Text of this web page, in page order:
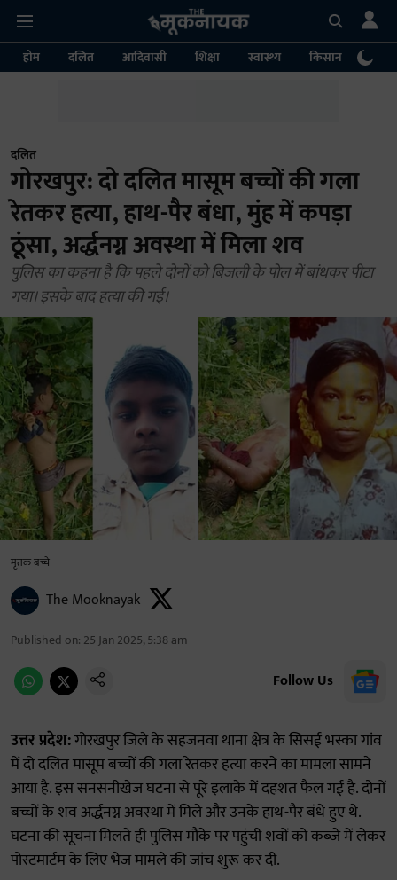
होम दलित आदिवासी शिक्षा स्वास्थ्य किसान
दलित
गोरखपुर: दो दलित मासूम बच्चों की गला
रेतकर हत्या, हाथ-पैर बंधा, मुंह में कपड़ा
ठूंसा, अर्द्धनग्न अवस्था में मिला शव
पुलिस का कहना है कि पहले दोनों को बिजली के पोल में बांधकर पीटा
गया। इसके बाद हत्या की गई।
मृतक बच्चे
The Mooknayak
Published on: 25 Jan 2025, 5:38 am
Follow Us
उत्तर प्रदेश:गोरखपुर जिले के सहजनवा थाना क्षेत्र के सिसई भस्का गांव
में दो दलित मासूम बच्चों की गला रेतकर हत्या करने का मामला सामने
आया है. इस सनसनीखेज घटना से पूरे इलाके में दहशत फैल गई है. दोनों
बच्चों के शव अर्द्धनग्न अवस्था में मिले और उनके हाथ-पैर बंधे हुए थे.
घटना की सूचना मिलते ही पुलिस मौके पर पहुंची शवों को कब्जे में लेकर
पोस्टमार्टम के लिए भेज मामले की जांच शुरू कर दी.